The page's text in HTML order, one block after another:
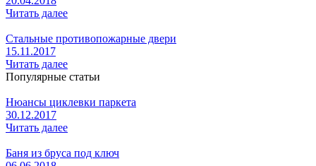
Читать далее
Стальные противопожарные двери
15.11.2017
Читать далее
Популярные статьи
Нюансы циклевки паркета
30.12.2017
Читать далее
Баня из бруса под ключ